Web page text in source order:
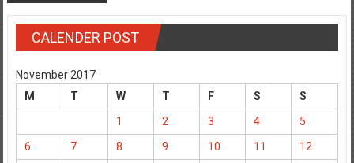
CALENDER POST
November 2017
M
T W T F S
S
1
2 3 4
5
6
7 8 9 10 11 12